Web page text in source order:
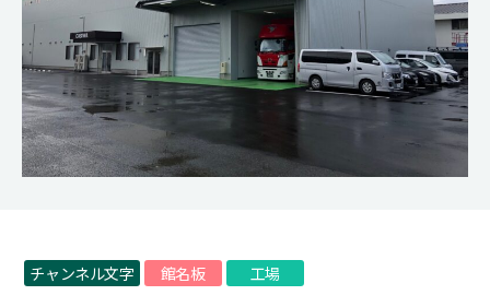
チャンネル文字 館名板 工場